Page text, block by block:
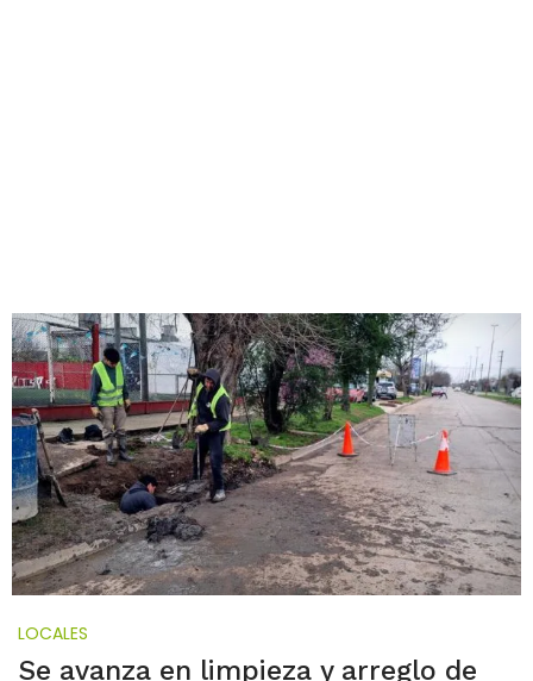
LOCALES
Se avanza en limpieza y arreglo de